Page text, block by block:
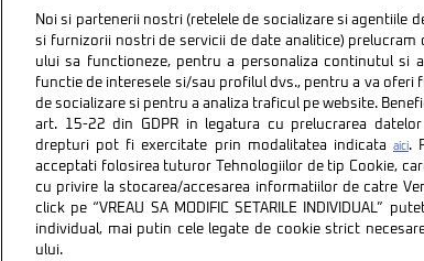
Citarea se poate face în limita a 250 de
Noi si partenerii nostri (retelele de socializare si agentiile
si furnizorii nostri de servicii de date analitice)
ului sa functioneze, pentru a personaliza continutul si
functie de interesele si/sau profilul dvs., pentru a va
de socializare si pentru a analiza traficul pe website.
art. 15-22 din GDPR in legatura cu prelucrarea
drepturi pot fi exercitate prin modalitatea indicata
aici.
acceptati folosirea tuturor Tehnologiilor de tip Cookie,
cu privire la stocarea/accesarea informatiilor de catre
click pe “VREAU SA MODIFIC SETARILE INDIVIDUAL”
individual, mai putin cele legate de cookie strict
ului.